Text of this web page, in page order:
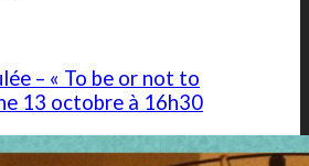
– « To be or not to
13 octobre à 16h30